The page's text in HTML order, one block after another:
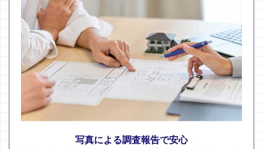
写真による調査報告で安心